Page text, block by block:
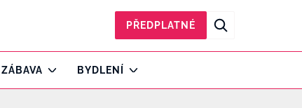
PŘEDPLATNÉ
ZÁBAVA BYDLENÍ